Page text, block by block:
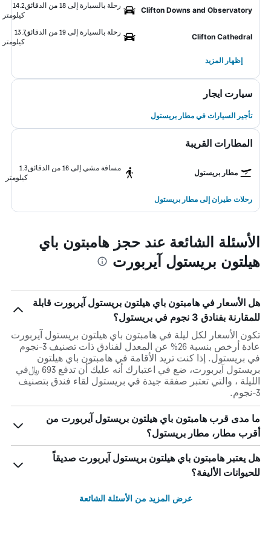
Clifton Downs and Observatory
رحلة بالسيارة إلى 18 من الدقائق
14.2
كيلومتر
Clifton Cathedral
رحلة بالسيارة إلى 19 من الدقائق
13.7
كيلومتر
إظهار المزيد
سيارت ايجار
تأجير السيارات في مطار بريستول
المطارات القريبة
مطار بريستول
مسافة مشي إلى 16 من الدقائق
1.3
كيلومتر
رحلات طيران إلى مطار بريستول
الأسئلة الشائعة عند حجز هامبتون باي
هيلتون بريستول آيربورت
هل الأسعار في هامبتون باي هيلتون بريستول آيربورت قابلة
للمقارنة بفنادق 3 نجوم في بريستول؟
تكون الأسعار لكل ليلة في هامبتون باي هيلتون بريستول آيربورت
عادة أرخص بنسبة 26% عن المعدل لفنادق ذات تصنيف 3-نجوم
في بريستول. إذا كنت تريد الأقامة في هامبتون باي هيلتون
بريستول آيربورت، ضع في اعتبارك أنه عليك أن تدفع 693 ﷼في
الليلة ، والتي تعتبر صفقة جيدة في بريستول لقاء فندق بتصنيف
3-نجوم.
ما مدى قرب هامبتون باي هيلتون بريستول آيربورت من
أقرب مطار، مطار بريستول؟
هل يعتبر هامبتون باي هيلتون بريستول آيربورت صديقاً
للحيوانات الأليفة؟
عرض المزيد من الأسئلة الشائعة